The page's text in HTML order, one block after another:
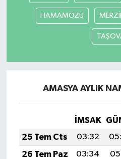
HAMAMÖZÜ
AMASYA AYLIK
İMSAK
25 Tem Cts
03:32
26 Tem Paz
03:34